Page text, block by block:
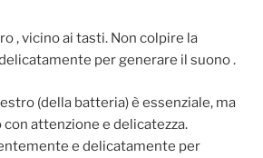
, vicino ai tasti. Non colpire la
per generare il suono .
(della batteria) è essenziale, ma
attenzione e delicatezza.
e delicatamente per